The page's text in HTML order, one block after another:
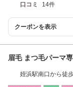
口コミ 14件
クーポンを表示
眉毛 まつ毛パーマ
姪浜駅南口から徒